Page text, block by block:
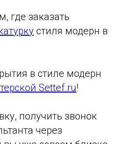
где заказать
стиля модерн в
в стиле модерн
Settef.ru!
получить звонок
через